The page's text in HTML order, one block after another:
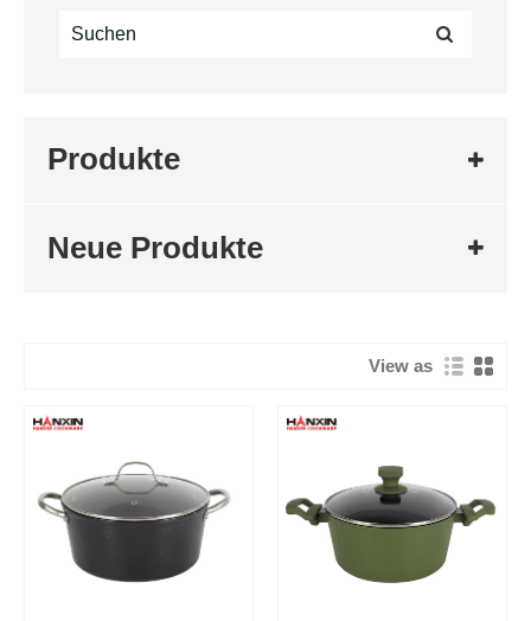
Produkte
Neue Produkte
View as